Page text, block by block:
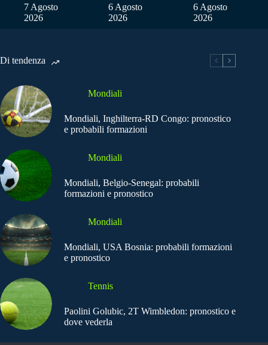
7 Agosto
2026
6 Agosto
2026
6 Agosto
2026
Di tendenza
Mondiali
Mondiali, Inghilterra-RD Congo: pronostico
e probabili formazioni
Mondiali
Mondiali, Belgio-Senegal: probabili
formazioni e pronostico
Mondiali
Mondiali, USA Bosnia: probabili formazioni
e pronostico
Tennis
Paolini Golubic, 2T Wimbledon: pronostico e
dove vederla